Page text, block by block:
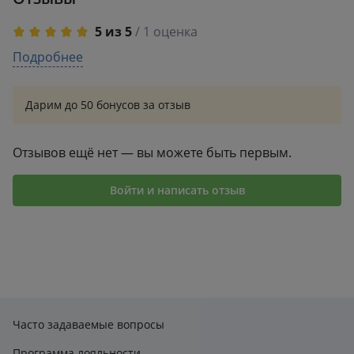
раскрашивания смыслом.
5 из 5/ 1 оценка
5
Подробнее
Дарим до 50 бонусов за отзыв
Отзывов ещё нет — вы можете быть первым.
Войти и написать отзыв
Часто задаваемые вопросы